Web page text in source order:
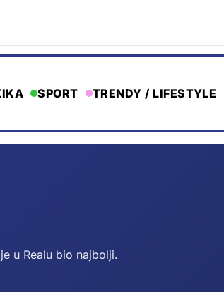
SPORT TRENDY / LIFESTYLE
u Realu bio najbolji.